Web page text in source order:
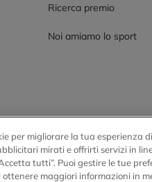
Ricerca premio
Noi amiamo lo sport
e Commerciale: Via Enzo Ratti,
per migliorare la tua esperienza
mirati e offrirti servizi in
tutti”. Puoi gestire le tue
maggiori informazioni in